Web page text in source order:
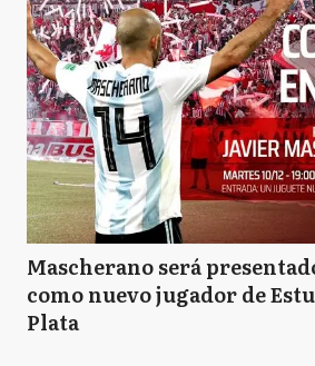
Mascherano será
como nuevo jugador de
Plata